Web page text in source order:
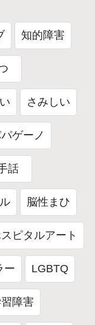
知的障害
さみしい
ゲーノ
話
脳性まひ
ピタルアート
ー LGBTQ
障害